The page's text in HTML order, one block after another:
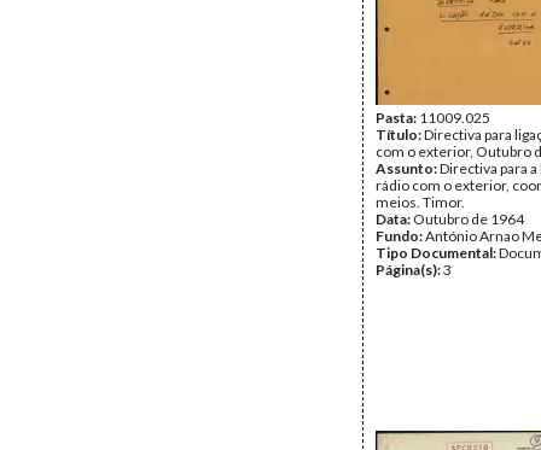
Pasta: 11009.025
Título:Directiva para
com o exterior, Outubro
Assunto:Directiva para a
rádio com o exterior,
meios. Timor.
Data: Outubro de 1964
Fundo:António Arnao
Tipo Documental:
Página(s):3